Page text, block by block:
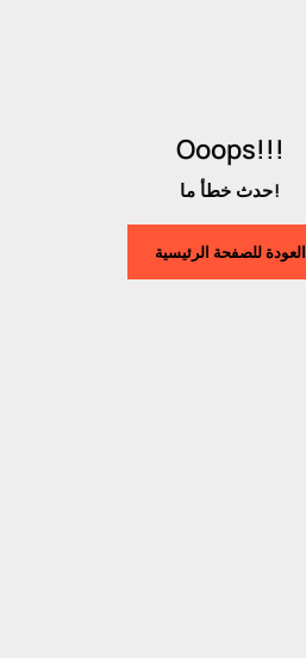
Ooops!!!
حدث خطأ ما!
العودة للصفحة الرئيسية